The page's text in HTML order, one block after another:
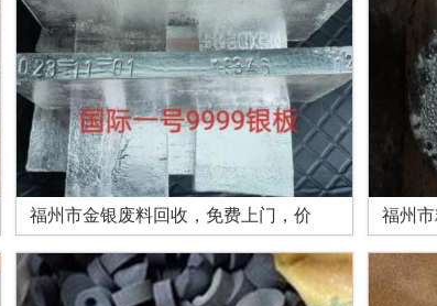
福州市金银废料回收，免费上门，价 福州